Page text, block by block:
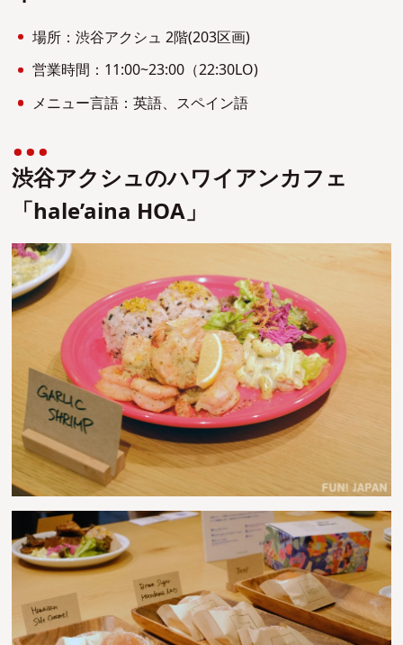
場所：渋谷アクシュ 2階(203区画)
営業時間：11:00~23:00（22:30LO)
メニュー言語：英語、スペイン語
渋谷アクシュのハワイアンカフェ
「hale’aina HOA」